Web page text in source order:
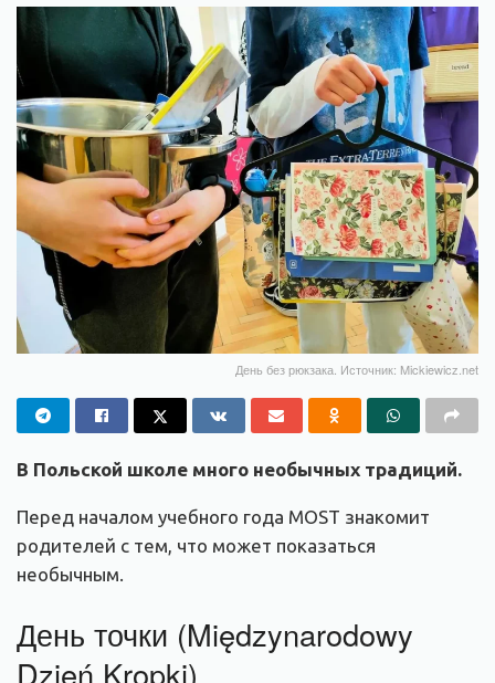
День без рюкзака. Источник: Mickiewicz.net
В Польской школе много необычных традиций.
Перед началом учебного года MOST знакомит
родителей с тем, что может показаться
необычным.
День точки (Międzynarodowy
Dzień Kropki)